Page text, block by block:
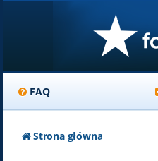
FAQ
Strona główna